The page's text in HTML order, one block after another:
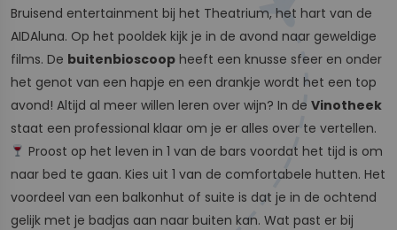
Bruisend entertainment bij het Theatrium, het hart van de
AIDAluna. Op het pooldek kijk je in de avond naar geweldige
films. De buitenbioscoop heeft een knusse sfeer en onder
het genot van een hapje en een drankje wordt het een top
avond! Altijd al meer willen leren over wijn? In de Vinotheek
staat een professional klaar om je er alles over te vertellen.
Proost op het leven in 1 van de bars voordat het tijd is om
naar bed te gaan. Kies uit 1 van de comfortabele hutten. Het
voordeel van een balkonhut of suite is dat je in de ochtend
gelijk met je badjas aan naar buiten kan. Wat past er bij